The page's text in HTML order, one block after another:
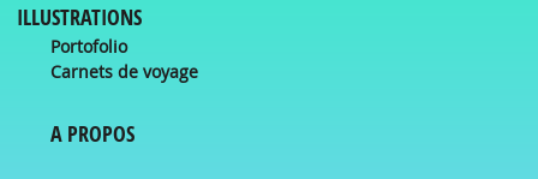
ILLUSTRATIONS
Portofolio
Carnets de voyage
A PROPOS